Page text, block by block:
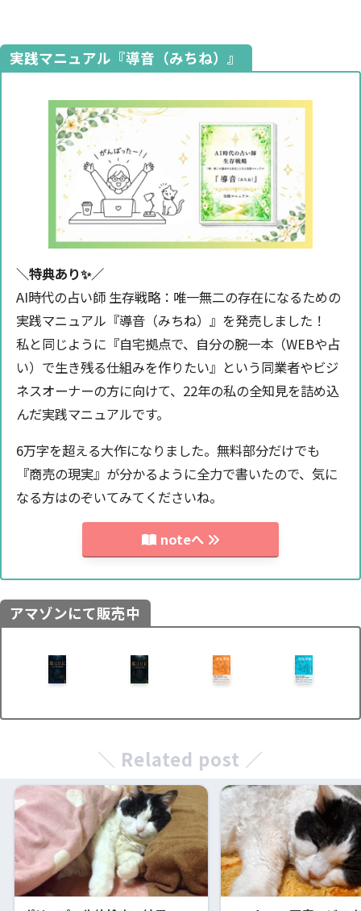
実践マニュアル『導音（みちね）』
＼特典あり✨️／
AI時代の占い師 生存戦略：唯一無二の存在になるための
実践マニュアル『導音（みちね）』を発売しました！
私と同じように『自宅拠点で、自分の腕一本（WEBや占
い）で生き残る仕組みを作りたい』という同業者やビジ
ネスオーナーの方に向けて、22年の私の全知見を詰め込
んだ実践マニュアルです。
6万字を超える大作になりました。無料部分だけでも
『商売の現実』が分かるように全力で書いたので、気に
なる方はのぞいてみてくださいね。
noteへ
アマゾンにて販売中
＼ Related post ／